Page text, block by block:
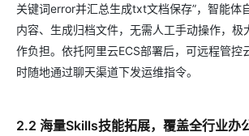
关键词error并汇总生成txt文档保存”，智能体
内容、生成归档文件，无需人工手动操作，极
作负担。依托阿里云ECS部署后，可远程管控
时随地通过聊天渠道下发运维指令。
2.2 海量Skills技能拓展，覆盖全行业办